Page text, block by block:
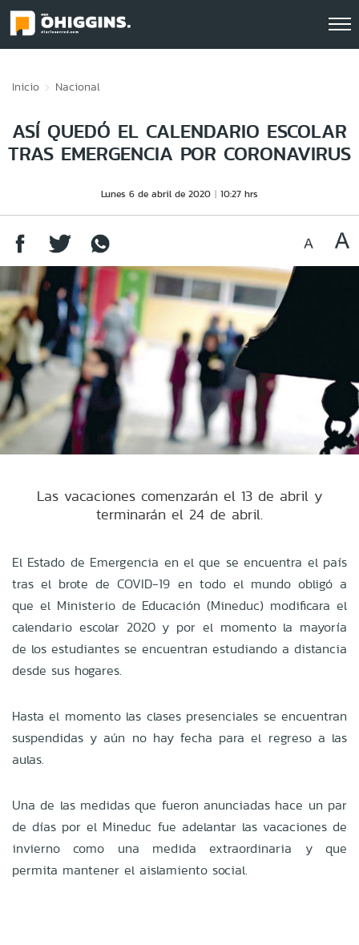
Inicio Nacional
ASÍ QUEDÓ EL CALENDARIO ESCOLAR
TRAS EMERGENCIA POR CORONAVIRUS
Lunes 6 de abril de 2020 10:27 hrs
Las vacaciones comenzarán el 13 de abril y
terminarán el 24 de abril.
El Estado de Emergencia en el que se encuentra el país
tras el brote de COVID-19 en todo el mundo obligó a
que el Ministerio de Educación (Mineduc) modificara el
calendario escolar 2020 y por el momento la mayoría
de los estudiantes se encuentran estudiando a distancia
desde sus hogares.
Hasta el momento las clases presenciales se encuentran
suspendidas y aún no hay fecha para el regreso a las
aulas.
Una de las medidas que fueron anunciadas hace un par
de días por el Mineduc fue adelantar las vacaciones de
invierno como una medida extraordinaria y que
permita mantener el aislamiento social.